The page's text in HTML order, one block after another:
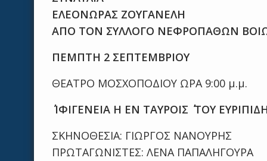
ΕΛΕΟΝΩΡΑΣ ΖΟΥΓΑΝΕΛΗ
ΑΠΟ ΤΟΝ ΣΥΛΛΟΓΟ ΝΕΦΡΟΠΑΘΩΝ
ΠΕΜΠΤΗ 2 ΣΕΠΤΕΜΒΡΙΟΥ
ΘΕΑΤΡΟ ΜΟΣΧΟΠΟΔΙΟΥ ΩΡΑ 9:00 μ.μ.
΄΄ ΙΦΙΓΕΝΕΙΑ Η ΕΝ ΤΑΥΡΟΙΣ ΄΄ ΤΟΥ
ΣΚΗΝΟΘΕΣΙΑ: ΓΙΩΡΓΟΣ ΝΑΝΟΥΡΗΣ
ΠΡΩΤΑΓΩΝΙΣΤΕΣ: ΛΕΝΑ ΠΑΠΑΛΗΓΟΥΡΑ